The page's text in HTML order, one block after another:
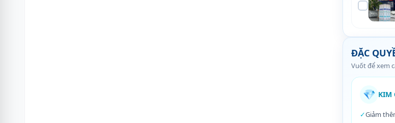
ĐẶC
Vuốt để xem
💎 KIM
✓Giảm